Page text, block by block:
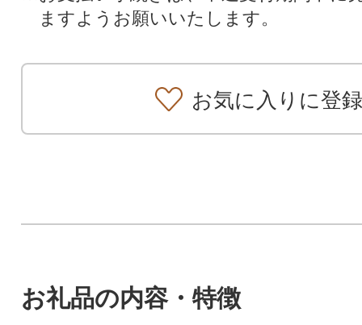
ますようお願いいたします。
お気に入りに登録
お礼品の内容・特徴